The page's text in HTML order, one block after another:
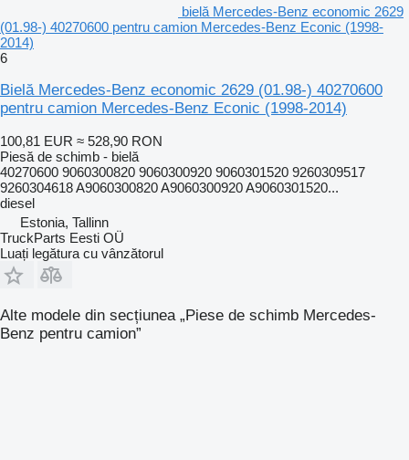
bielă Mercedes-Benz economic 2629
(01.98-) 40270600 pentru camion Mercedes-Benz Econic (1998-
2014)
6
Bielă Mercedes-Benz economic 2629 (01.98-) 40270600
pentru camion Mercedes-Benz Econic (1998-2014)
100,81 EUR ≈ 528,90 RON
Piesă de schimb - bielă
40270600 9060300820 9060300920 9060301520 9260309517
9260304618 A9060300820 A9060300920 A9060301520...
diesel
Estonia, Tallinn
TruckParts Eesti OÜ
Luați legătura cu vânzătorul
Alte modele din secțiunea „Piese de schimb Mercedes-
Benz pentru camion”